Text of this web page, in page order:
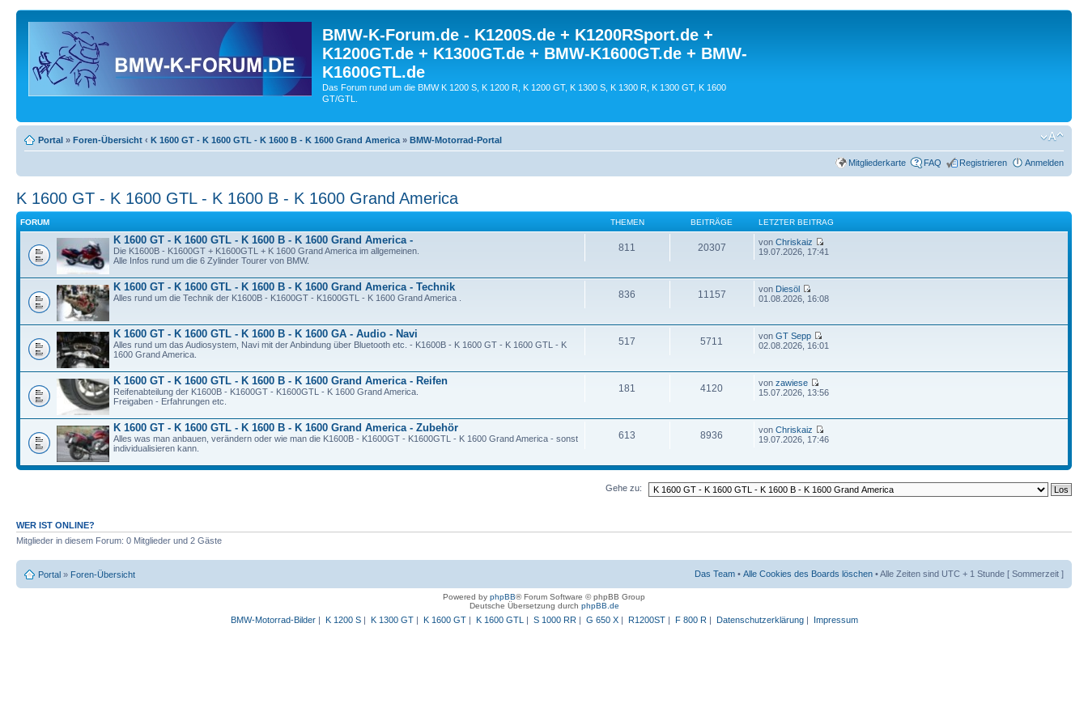
BMW-K-Forum.de - K1200S.de + K1200RSport.de +
K1200GT.de + K1300GT.de + BMW-K1600GT.de + BMW-
K1600GTL.de
Das Forum rund um die BMW K 1200 S, K 1200 R, K 1200 GT, K 1300 S, K 1300 R, K 1300 GT, K 1600
GT/GTL.
Portal » Foren-Übersicht ‹ K 1600 GT - K 1600 GTL - K 1600 B - K 1600 Grand America » BMW-Motorrad-Portal
Mitgliederkarte FAQ Registrieren Anmelden
K 1600 GT - K 1600 GTL - K 1600 B - K 1600 Grand America
FORUM THEMEN BEITRÄGE LETZTER BEITRAG
K 1600 GT - K 1600 GTL - K 1600 B - K 1600 Grand America -
Die K1600B - K1600GT + K1600GTL + K 1600 Grand America im allgemeinen.
Alle Infos rund um die 6 Zylinder Tourer von BMW.
811 20307 vonChriskaiz
19.07.2026, 17:41
K 1600 GT - K 1600 GTL - K 1600 B - K 1600 Grand America - Technik
Alles rund um die Technik der K1600B - K1600GT - K1600GTL - K 1600 Grand America . 836 11157 von Diesöl
01.08.2026, 16:08
K 1600 GT - K 1600 GTL - K 1600 B - K 1600 GA - Audio - Navi
Alles rund um das Audiosystem, Navi mit der Anbindung über Bluetooth etc. - K1600B - K 1600 GT - K 1600 GTL - K
1600 Grand America.
517 5711 vonGT Sepp
02.08.2026, 16:01
K 1600 GT - K 1600 GTL - K 1600 B - K 1600 Grand America - Reifen
Reifenabteilung der K1600B - K1600GT - K1600GTL - K 1600 Grand America.
Freigaben - Erfahrungen etc.
181 4120 vonzawiese
15.07.2026, 13:56
K 1600 GT - K 1600 GTL - K 1600 B - K 1600 Grand America - Zubehör
Alles was man anbauen, verändern oder wie man die K1600B - K1600GT - K1600GTL - K 1600 Grand America - sonst
individualisieren kann.
613 8936 vonChriskaiz
19.07.2026, 17:46
Gehe zu:
WER IST ONLINE?
Mitglieder in diesem Forum: 0 Mitglieder und 2 Gäste
Portal » Foren-Übersicht Das Team • Alle Cookies des Boards löschen • Alle Zeiten sind UTC + 1 Stunde [ Sommerzeit ]
Powered by phpBB® Forum Software © phpBB Group
Deutsche Übersetzung durch phpBB.de
BMW-Motorrad-Bilder| K 1200 S| K 1300 GT| K 1600 GT| K 1600 GTL | S 1000 RR | G 650 X| R1200ST| F 800 R | Datenschutzerklärung| Impressum